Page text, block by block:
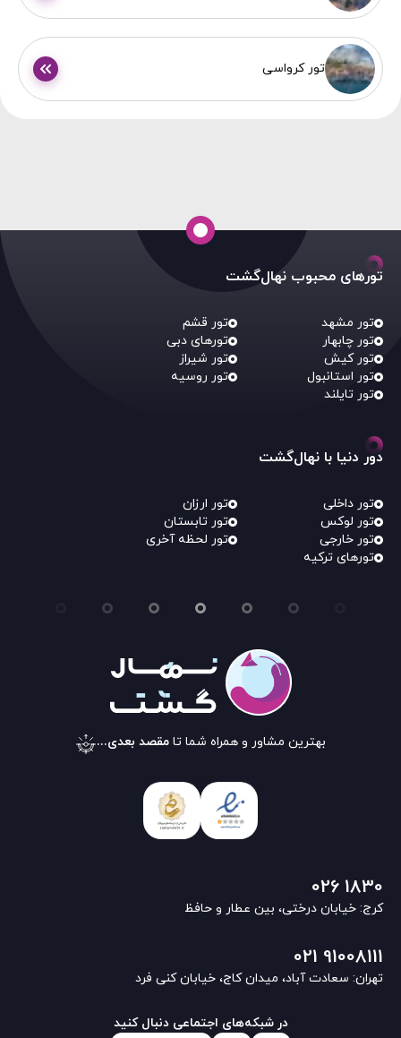
تور کرواسی
تورهای محبوب نهال‌گشت
تور مشهد
تور قشم
تور چابهار
تورهای دبی
تور کیش
تور شیراز
تور استانبول
تور روسیه
تور تایلند
دور دنیا با نهال‌گشت
تور داخلی
تور ارزان
تور لوکس
تور تابستان
تور خارجی
تور لحظه آخری
تورهای ترکیه
بهترین مشاور و همراه شما تا مقصد بعدی...
026 1830
کرج: خیابان درختی، بین عطار و حافظ
021 91008111
تهران: سعادت آباد، میدان کاج، خیابان کنی فرد
در شبکه‌های اجتماعی دنبال کنید